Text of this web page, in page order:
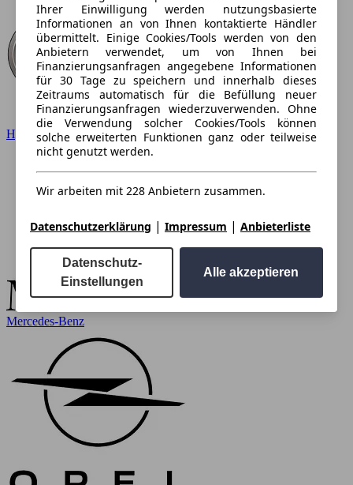
Hyundai
Mercedes-Benz
Ihrer Einwilligung werden nutzungsbasierte
Informationen an von Ihnen kontaktierte Händler
übermittelt. Einige Cookies/Tools werden von den
Anbietern verwendet, um von Ihnen bei
Finanzierungsanfragen angegebene Informationen
für 30 Tage zu speichern und innerhalb dieses
Zeitraums automatisch für die Befüllung neuer
Finanzierungsanfragen wiederzuverwenden. Ohne
die Verwendung solcher Cookies/Tools können
solche erweiterten Funktionen ganz oder teilweise
nicht genutzt werden.
Wir arbeiten mit 228 Anbietern zusammen.
Datenschutzerklärung | Impressum | Anbieterliste
Datenschutz-
Einstellungen
Alle akzeptieren